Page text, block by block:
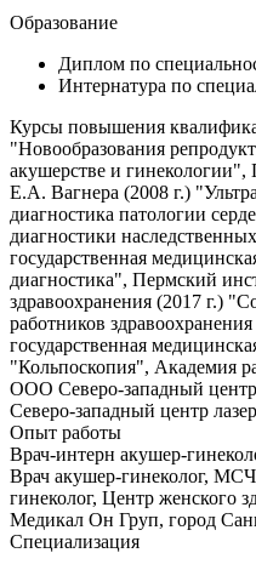
Образование
Диплом по
Интернатура по
Курсы повышения
"Новообразования
акушерстве и гинекологии",
Е.А. Вагнера (2008 г.)
диагностика патологии
диагностики
государственная
диагностика", Пермский
здравоохранения (2017 г.)
работников
государственная
"Кольпоскопия", Академия
ООО Северо-западный центр
Северо-западный центр
Опыт работы
Врач-интерн акушер-
Врач акушер-гинеколог,
гинеколог, Центр женского
Медикал Он Груп, город
Специализация